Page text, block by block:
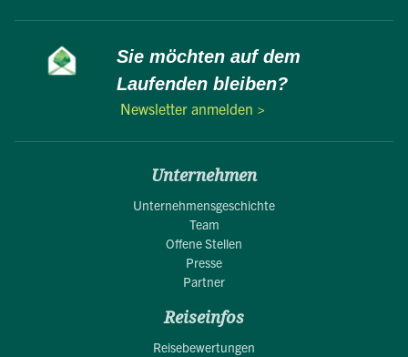
Sie möchten auf dem
Laufenden bleiben?
Newsletter anmelden >
Unternehmen
Unternehmensgeschichte
Team
Offene Stellen
Presse
Partner
Reiseinfos
Reisebewertungen